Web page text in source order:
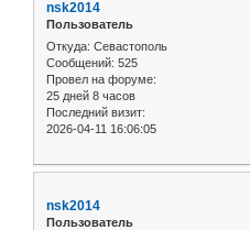
nsk2014
Пользователь
Откуда: Севастополь
Сообщений: 525
Провел на форуме:
25 дней 8 часов
Последний визит:
2026-04-11 16:06:05
nsk2014
Пользователь